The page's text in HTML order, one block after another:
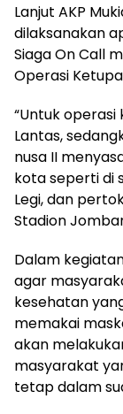
Lanjut AKP
dilaksanakan
Siaga On Call
Operasi
“Untuk
Lantas,
nusa II
kota seperti di
Legi, dan
Stadion
Dalam
agar
kesehatan
memakai
akan
masyarakat
tetap dalam